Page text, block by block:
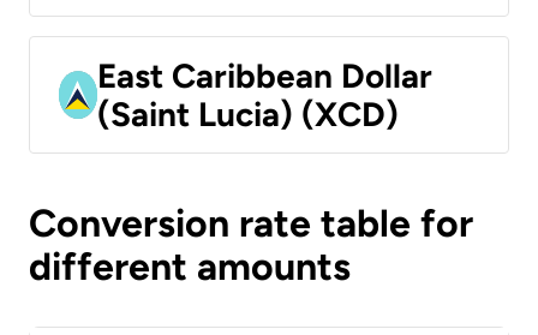
East Caribbean Dollar
(Saint Lucia) (XCD)
Conversion rate table for
different amounts